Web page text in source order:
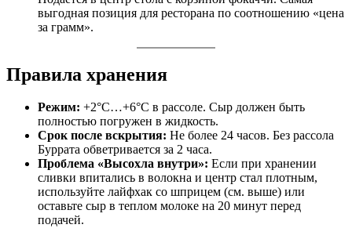
выгодная позиция для ресторана по соотношению «цена
за грамм».
Правила хранения
Режим: +2°C…+6°C в рассоле. Сыр должен быть
полностью погружен в жидкость.
Срок после вскрытия: Не более 24 часов. Без рассола
Буррата обветривается за 2 часа.
Проблема «Высохла внутри»: Если при хранении
сливки впитались в волокна и центр стал плотным,
используйте лайфхак со шприцем (см. выше) или
оставьте сыр в теплом молоке на 20 минут перед
подачей.